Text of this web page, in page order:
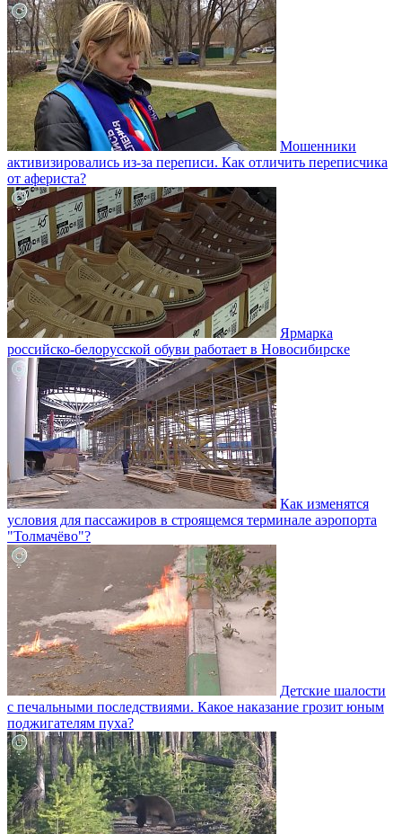
Мошенники
активизировались из-за переписи. Как отличить переписчика
от афериста?
Ярмарка
российско-белорусской обуви работает в Новосибирске
Как изменятся
условия для пассажиров в строящемся терминале аэропорта
"Толмачёво"?
Детские шалости
с печальными последствиями. Какое наказание грозит юным
поджигателям пуха?